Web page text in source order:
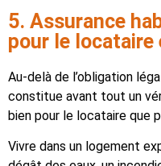
5. Assurance
pour le
Au-delà de l’obligation
constitue avant tout un
bien pour le locataire que
Vivre dans un logement